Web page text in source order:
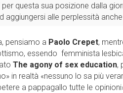
questa sua posizione dalla
aggiungersi alle perplessità
pensiamo a Paolo Crepet,
essendo femminista
The agony of sex education,
in realtà «nessuno lo sa più
a pappagallo tutte le